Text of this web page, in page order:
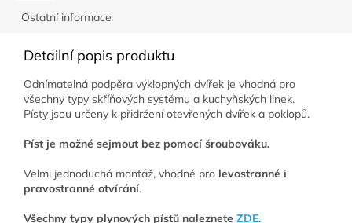
Ostatní informace
Detailní popis produktu
Odnímatelná podpěra výklopných dvířek je vhodná pro
všechny typy skříňových systému a kuchyňských linek.
Písty jsou určeny k přidržení otevřených dvířek a poklopů.
Píst je možné sejmout bez pomocí šroubováku.
Velmi jednoduchá montáž, vhodné pro levostranné i
pravostranné otvírání.
Všechny typy plynových pístů naleznete ZDE.